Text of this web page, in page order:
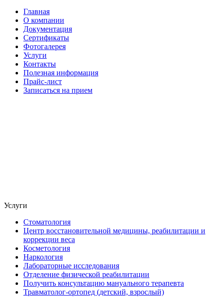
Главная
О компании
Документация
Сертификаты
Фотогалерея
Услуги
Контакты
Полезная информация
Прайс-лист
Записаться на прием
Услуги
Стоматология
Центр восстановительной медицины, реабилитации и
коррекции веса
Косметология
Наркология
Лабораторные исследования
Отделение физической реабилитации
Получить консультацию мануального терапевта
Травматолог-ортопед (детский, взрослый)